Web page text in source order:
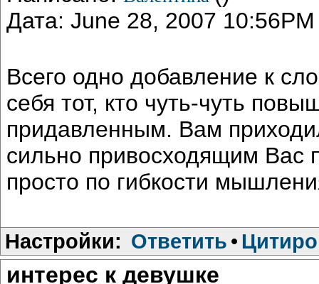
Дата: June 28, 2007 10:56PM
Всего одно добавление к
себя тот, кто чуть-чуть
придавленным. Вам
сильно привосходящим Вас
просто по гибкости
Настройки: Ответить •
интерес к девушке